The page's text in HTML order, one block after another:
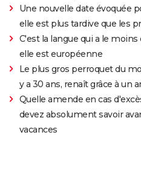
Une nouvelle date évoquée
elle est plus tardive que les
C'est la langue qui a le
elle est européenne
Le plus gros perroquet du
y a 30 ans, renaît grâce à un
Quelle amende en cas
devez absolument savoir
vacances